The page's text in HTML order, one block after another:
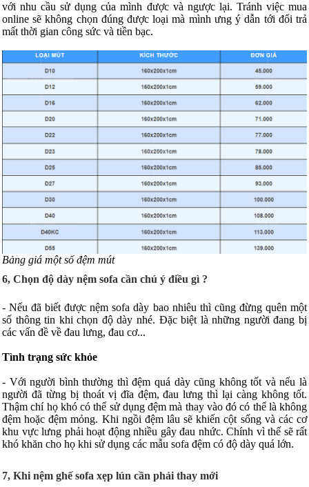
với nhu cầu sử dụng của mình được và ngược lại. Tránh việc mua
online sẽ không chọn đúng được loại mà mình ưng ý dẫn tới đổi trả
mất thời gian công sức và tiền bạc.
Bảng giá một số đệm mút
6, Chọn độ dày nệm sofa cần chú ý điều gì ?
- Nếu đã biết được nệm sofa dày bao nhiêu thì cũng đừng quên một
số thông tin khi chọn độ dày nhé. Đặc biệt là những người đang bị
các vấn đề về đau lưng, đau cơ...
Tình trạng sức khỏe
- Với người bình thường thì đệm quá dày cũng không tốt và nếu là
người đã từng bị thoát vị đĩa đệm, đau lưng thì lại càng không tốt.
Thậm chí họ khó có thể sử dụng đệm mà thay vào đó có thể là không
đệm hoặc đệm mỏng. Khi ngồi đệm lâu sẽ khiến cột sống và các cơ
khu vực lưng phải hoạt động nhiều gây đau nhức. Chính vì thế sẽ rất
khó khăn cho họ khi sử dụng các mẫu sofa đệm có độ dày quá lớn.
7, Khi nệm ghế sofa xẹp lún cần phải thay mới